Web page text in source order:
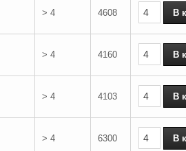
> 4 4608
> 4 4160
> 4 4103
> 4 6300